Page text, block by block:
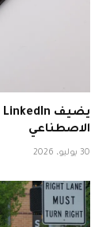
الاصطناعي
30 يوليو، 2026